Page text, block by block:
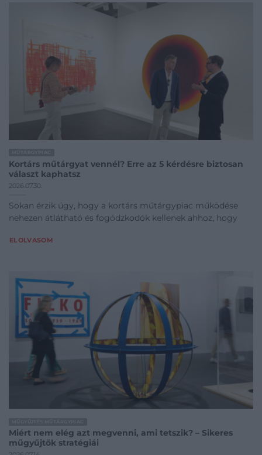
Kortárs műtárgyat vennél? Erre az 5 kérdésre biztosan
választ kaphatsz
2026.07.30.
Sokan érzik úgy, hogy a kortárs műtárgypiac működése
nehezen átlátható és fogódzkodók kellenek ahhoz, hogy
ELOLVASOM
Miért nem elég azt megvenni, ami tetszik? – Sikeres
műgyűjtők stratégiái